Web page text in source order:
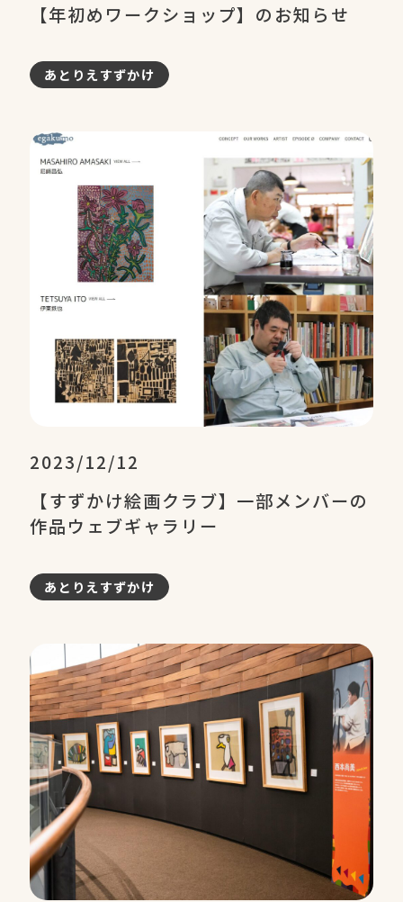
【年初めワークショップ】のお知らせ
あとりえすずかけ
2023/12/12
【すずかけ絵画クラブ】一部メンバーの
作品ウェブギャラリー
あとりえすずかけ